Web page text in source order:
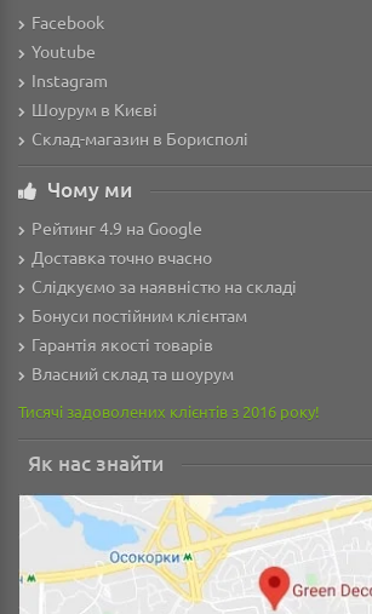
Facebook
Youtube
Instagram
Шоурум в Києві
Склад-магазин в Борисполі
Чому ми
Рейтинг 4.9 на Google
Доставка точно вчасно
Слідкуємо за наявністю на складі
Бонуси постійним клієнтам
Гарантія якості товарів
Власний склад та шоурум
Тисячі задоволених клієнтів з 2016 року!
Як нас знайти